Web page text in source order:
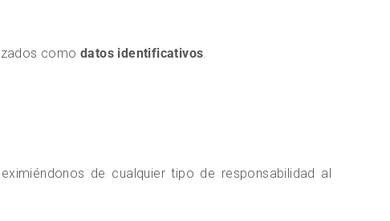
como datos identificativos.
de cualquier tipo de responsabilidad al